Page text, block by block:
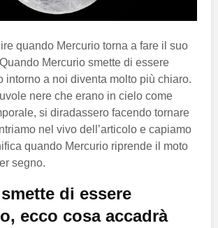
quando Mercurio torna a fare il suo
Mercurio smette di essere
intorno a noi diventa molto più chiaro.
nere che erano in cielo come
si diradassero facendo tornare
nel vivo dell’articolo e capiamo
quando Mercurio riprende il moto
segno.
di essere
ecco cosa accadrà